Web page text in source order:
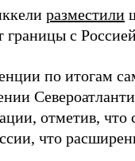
разместили
границы с
по итогам
отметив, что
что